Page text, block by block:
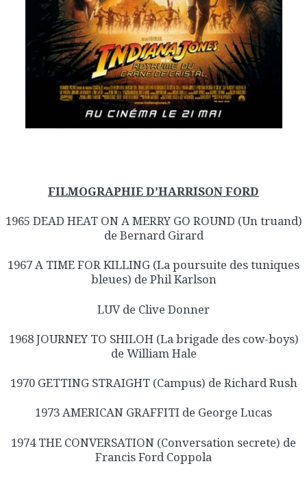
FILMOGRAPHIE D'HARRISON FORD
1965 DEAD HEAT ON A MERRY GO ROUND (Un truand)
de Bernard Girard
1967 A TIME FOR KILLING (La poursuite des tuniques
bleues) de Phil Karlson
LUV de Clive Donner
1968 JOURNEY TO SHILOH (La brigade des cow-boys)
de William Hale
1970 GETTING STRAIGHT (Campus) de Richard Rush
1973 AMERICAN GRAFFITI de George Lucas
1974 THE CONVERSATION (Conversation secrete) de
Francis Ford Coppola